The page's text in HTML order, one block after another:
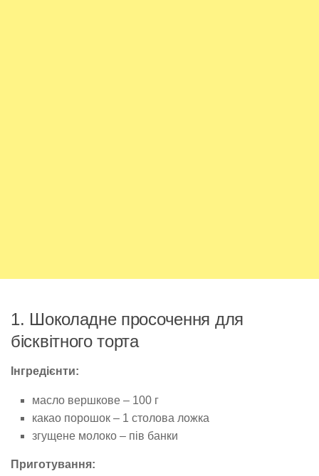
1. Шоколадне просочення для
бісквітного торта
Інгредієнти:
масло вершкове – 100 г
какао порошок – 1 столова ложка
згущене молоко – пів банки
Приготування: